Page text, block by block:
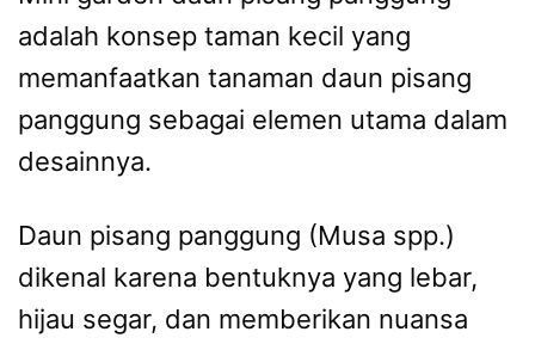
adalah konsep taman kecil yang
memanfaatkan tanaman daun pisang
panggung sebagai elemen utama dalam
desainnya.
Daun pisang panggung (Musa spp.)
dikenal karena bentuknya yang lebar,
hijau segar, dan memberikan nuansa